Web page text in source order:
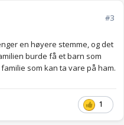
#3
en høyere stemme, og det
burde få et barn som
som kan ta vare på ham.
1